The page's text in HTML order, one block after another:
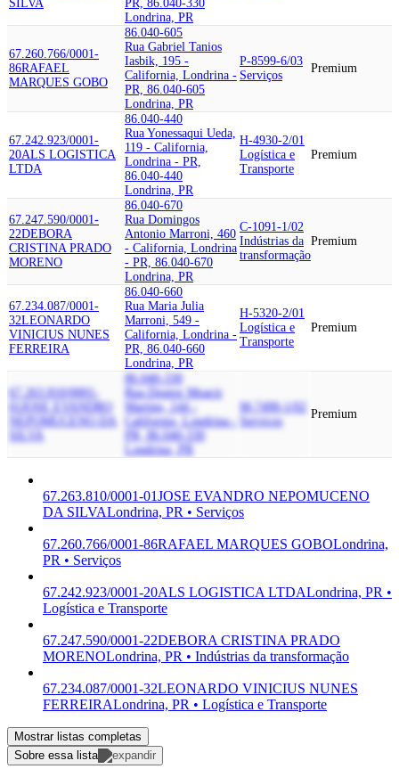
SILVA
PR, 86.040-330
Londrina, PR
67.260.766/0001-
86RAFAEL
MARQUES GOBO
86.040-605
Rua Gabriel Tanios
Iasbik, 195 -
California, Londrina -
PR, 86.040-605
Londrina, PR
P-8599-6/03
Serviços
Premium
67.242.923/0001-
20ALS LOGISTICA
LTDA
86.040-440
Rua Yonessaqui Ueda,
119 - California,
Londrina - PR,
86.040-440
Londrina, PR
H-4930-2/01
Logística e
Transporte
Premium
67.247.590/0001-
22DEBORA
CRISTINA PRADO
MORENO
86.040-670
Rua Domingos
Antonio Marroni, 460
- California, Londrina
- PR, 86.040-670
Londrina, PR
C-1091-1/02
Indústrias da
transformação
Premium
67.234.087/0001-
32LEONARDO
VINICIUS NUNES
FERREIRA
86.040-660
Rua Maria Julia
Marroni, 549 -
California, Londrina -
PR, 86.040-660
Londrina, PR
H-5320-2/01
Logística e
Transporte
Premium
67.263.810/0001-
01 JOSE EVANDRO
NEPOMUCENO DA
86.040-330
Rua Doutor Moacir
Martins, 144 -
California, Londrina -
PR, 86.040-330
Londrina, PR
M-7490-1/02
Serviços
Premium
67.263.810/0001-01JOSE EVANDRO NEPOMUCENO
DA SILVALondrina, PR • Serviços
67.260.766/0001-86RAFAEL MARQUES GOBOLondrina,
PR • Serviços
67.242.923/0001-20ALS LOGISTICA LTDALondrina, PR •
Logística e Transporte
67.247.590/0001-22DEBORA CRISTINA PRADO
MORENOLondrina, PR • Indústrias da transformação
67.234.087/0001-32LEONARDO VINICIUS NUNES
FERREIRALondrina, PR • Logística e Transporte
Mostrar listas completas
Sobre essa lista